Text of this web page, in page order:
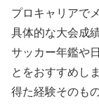
プロキャリアで
具体的な大会成
サッカー年鑑や
とをおすすめし
得た経験そのも